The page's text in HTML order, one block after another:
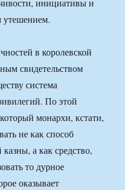
инициативы и
утешением.
в королевской
свидетельством
система
По этой
монархи, кстати,
не как способ
а как средство,
то дурное
оказывает